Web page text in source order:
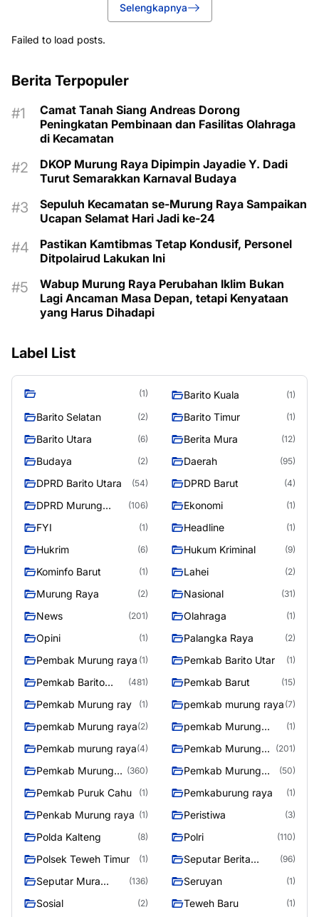
Selengkapnya
Failed to load posts.
Berita Terpopuler
Camat Tanah Siang Andreas Dorong
Peningkatan Pembinaan dan Fasilitas Olahraga
di Kecamatan
DKOP Murung Raya Dipimpin Jayadie Y. Dadi
Turut Semarakkan Karnaval Budaya
Sepuluh Kecamatan se-Murung Raya Sampaikan
Ucapan Selamat Hari Jadi ke-24
Pastikan Kamtibmas Tetap Kondusif, Personel
Ditpolairud Lakukan Ini
Wabup Murung Raya Perubahan Iklim Bukan
Lagi Ancaman Masa Depan, tetapi Kenyataan
yang Harus Dihadapi
Label List
(1) Barito Kuala (1)
Barito Selatan (2) Barito Timur (1)
Barito Utara (6) Berita Mura (12)
Budaya (2) Daerah (95)
DPRD Barito Utara (54) DPRD Barut (4)
DPRD Murung
(106) Ekonomi (1)
FYI (1) Headline (1)
Hukrim (6) Hukum Kriminal (9)
Kominfo Barut (1) Lahei (2)
Murung Raya (2) Nasional (31)
News (201) Olahraga (1)
Opini (1) Palangka Raya (2)
Pembak Murung raya (1) Pemkab Barito Utar (1)
Pemkab Barito
(481) Pemkab Barut (15)
Pemkab Murung ray (1) pemkab murung raya (7)
pemkab Murung raya(2)
pemkab Murung
(1)
Pemkab murung raya(4)
Pemkab Murung
(201)
Pemkab Murung
(360)
Pemkab Murung
(50)
Pemkab Puruk Cahu (1) Pemkaburung raya (1)
Penkab Murung raya (1) Peristiwa (3)
Polda Kalteng (8) Polri (110)
Polsek Teweh Timur (1)
Seputar Berita
(96)
Seputar Mura
(136) Seruyan (1)
Sosial (2) Teweh Baru (1)